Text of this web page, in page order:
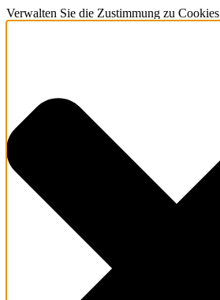
Verwalten Sie die Zustimmung zu Cookies